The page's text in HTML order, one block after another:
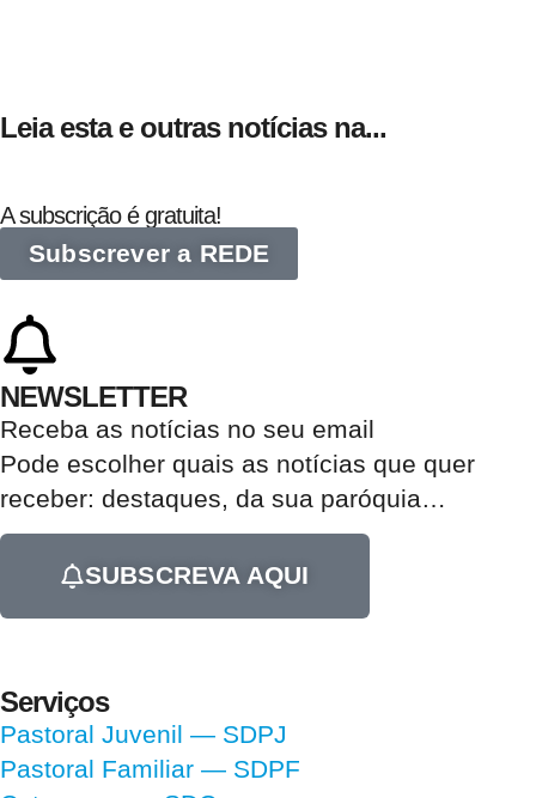
Leia esta e outras notícias na...
A subscrição é gratuita!
Subscrever a REDE
NEWSLETTER
Receba as notícias no seu email​
Pode escolher quais as notícias que quer
receber: destaques, da sua paróquia…
SUBSCREVA AQUI
Serviços
Pastoral Juvenil — SDPJ
Pastoral Familiar — SDPF